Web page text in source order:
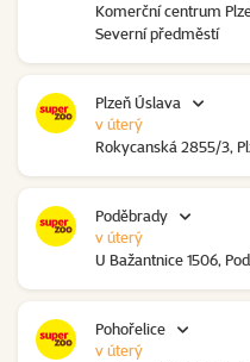
Komerční centrum
Severní předměstí
Plzeň Úslava
Rokycanská 2855/3,
v úterý
Poděbrady
U Bažantnice 1506,
v úterý
Pohořelice
v úterý